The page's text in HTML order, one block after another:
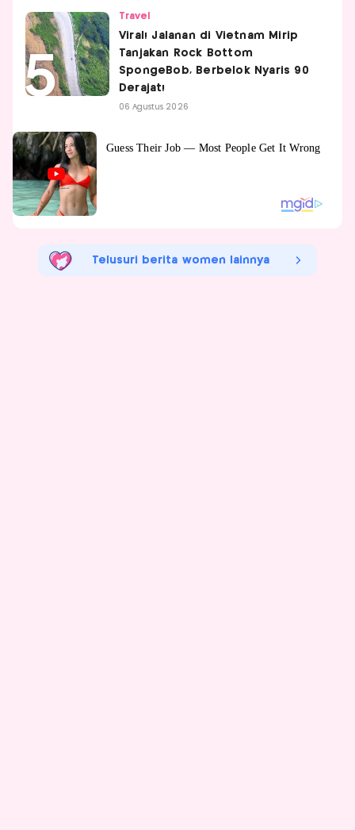
Travel
Viral! Jalanan di Vietnam Mirip
Tanjakan Rock Bottom
SpongeBob, Berbelok Nyaris 90
Derajat!
06 Agustus 2026
Telusuri berita women lainnya